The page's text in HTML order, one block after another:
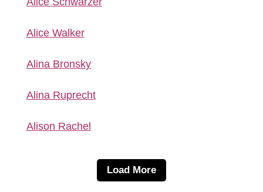
Alice Walker
Alina Bronsky
Alina Ruprecht
Alison Rachel
Load More